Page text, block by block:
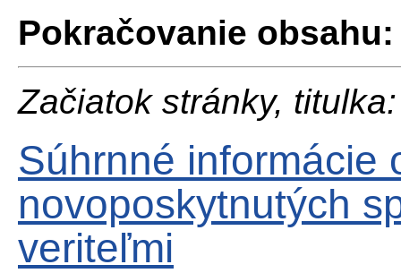
Pokračovanie obsahu:
Začiatok stránky, titulka:
Súhrnné informácie
novoposkytnutých
veriteľmi